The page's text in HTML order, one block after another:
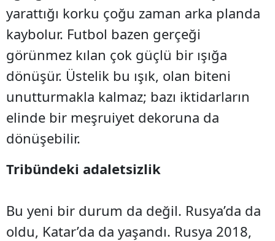
yarattığı korku çoğu zaman arka planda
kaybolur. Futbol bazen gerçeği
görünmez kılan çok güçlü bir ışığa
dönüşür. Üstelik bu ışık, olan biteni
unutturmakla kalmaz; bazı iktidarların
elinde bir meşruiyet dekoruna da
dönüşebilir.
Tribündeki adaletsizlik
Bu yeni bir durum da değil. Rusya’da da
oldu, Katar’da da yaşandı. Rusya 2018,